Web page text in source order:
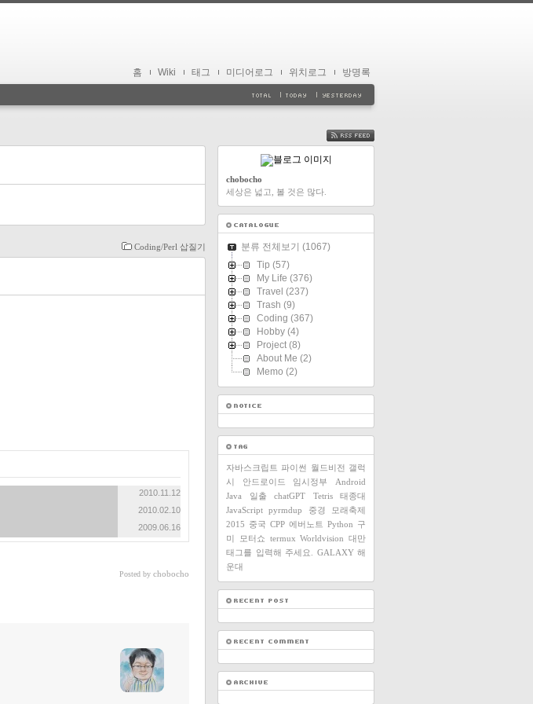
홈 Wiki 태그 미디어로그 위치로그 방명록
Coding/Perl 삽질기
2010.11.12
2010.02.10
2009.06.16
Posted by chobocho
FEED
chobocho
세상은 넓고, 볼 것은 많다.
분류 전체보기 (1067)
Tip (57)
My Life (376)
Travel (237)
Trash (9)
Coding (367)
Hobby (4)
Project (8)
About Me (2)
Memo (2)
자바스크립트 파이썬 월드비전 갤럭
시
안드로이드 임시정부
Android
Java
일출 chatGPT Tetris
태종대
JavaScript
pyrmdup 중경
모래축제
2015 중국 CPP 에버노트 Python 구
미
모터쇼 termux Worldvision 대만
태그를 입력해 주세요.
GALAXY 해
운대